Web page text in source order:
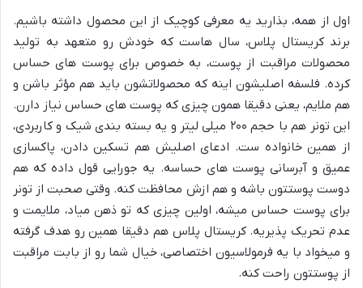
اول از همه، بذارید یه معرفی کوچیک از این محصول داشته باشیم.
برند کریستال پلاس، سال هاست که خودش رو متعهد به تولید
محصولات مراقبت از پوست، به خصوص برای پوست های حساس
کرده. فلسفه اصلیشون اینه که محصولاتشون باید هم مؤثر باشن و
هم ملایم، یعنی دقیقا همون چیزی که پوست های حساس نیاز دارن.
این تونر هم با حجم ۲۰۰ میلی لیتر و یه بسته بندی شیک و کاربردی،
از همین خانواده ست. ادعای اصلیش هم تسکین دادن، پاکسازی
عمیق و آبرسانی پوست های حساسه. یه جورایی قول داده که هم
دوست پوستتون باشه و هم ازش محافظت کنه. وقتی صحبت از تونر
برای پوست حساس میشه، اولین چیزی که تو ذهن میاد، ملایمت و
عدم تحریک پذیریه. کریستال پلاس هم دقیقا همین رو هدف گرفته
و میخواد با یه فرمولاسیون اختصاصی، خیال شما رو از بابت مراقبت
از پوستتون راحت کنه.